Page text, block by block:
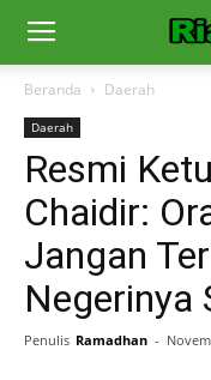
Beranda Daerah
Daerah
Resmi
Chaidir:
Jangan
Negerinya
Penulis Ramadhan -